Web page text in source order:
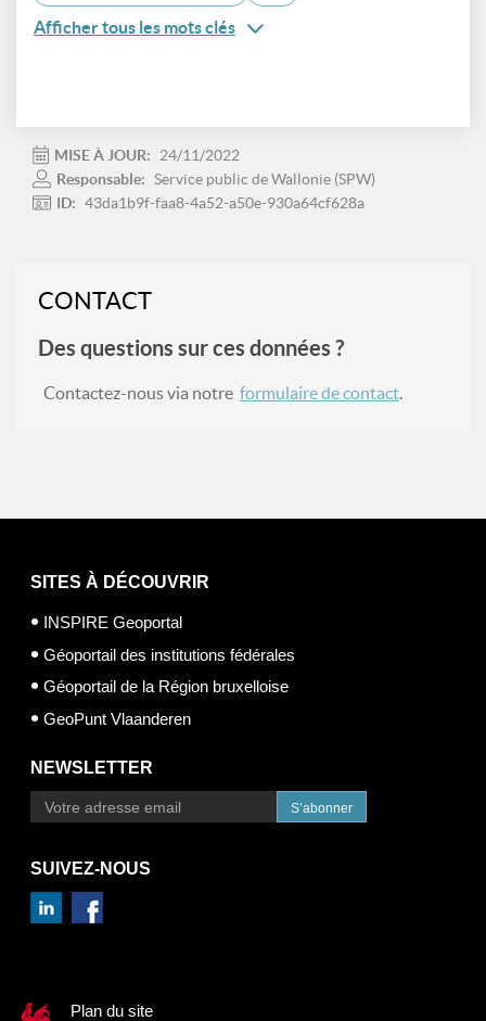
Afficher tous les mots clés
MISE À JOUR:
24/11/2022
Responsable: Service public de Wallonie (SPW)
ID: 43da1b9f-faa8-4a52-a50e-930a64cf628a
CONTACT
Des questions sur ces données ?
Contactez-nous via notre formulaire de contact.
SITES À DÉCOUVRIR
INSPIRE Geoportal
Géoportail des institutions fédérales
Géoportail de la Région bruxelloise
GeoPunt Vlaanderen
NEWSLETTER
S’abonner
SUIVEZ-NOUS
Plan du site